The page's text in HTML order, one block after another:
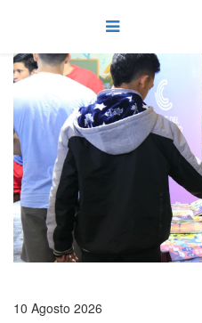
10 Agosto 2026